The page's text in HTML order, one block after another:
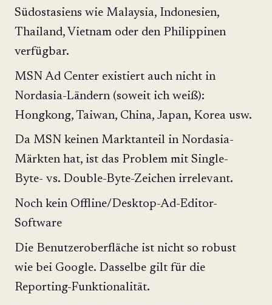
Südostasiens wie Malaysia, Indonesien,
Thailand, Vietnam oder den Philippinen
verfügbar.
MSN Ad Center existiert auch nicht in
Nordasia-Ländern (soweit ich weiß):
Hongkong, Taiwan, China, Japan, Korea usw.
Da MSN keinen Marktanteil in Nordasia-
Märkten hat, ist das Problem mit Single-
Byte- vs. Double-Byte-Zeichen irrelevant.
Noch kein Offline/Desktop-Ad-Editor-
Software
Die Benutzeroberfläche ist nicht so robust
wie bei Google. Dasselbe gilt für die
Reporting-Funktionalität.